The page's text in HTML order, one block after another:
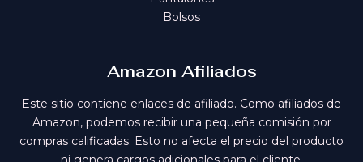
Bolsos
Amazon Afiliados
Este sitio contiene enlaces de afiliado. Como afiliados de
Amazon, podemos recibir una pequeña comisión por
compras calificadas. Esto no afecta el precio del producto